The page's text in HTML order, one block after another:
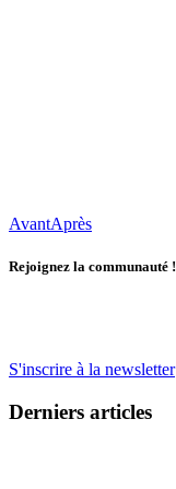
AvantAprès
Rejoignez la communauté !
S'inscrire à la newsletter
Derniers articles